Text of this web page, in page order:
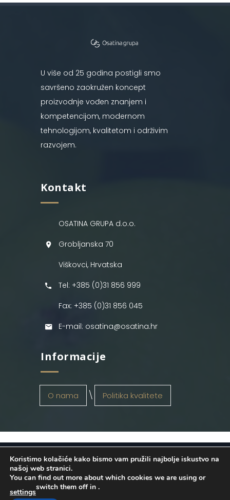
U više od 25 godina postigli smo
savršeno zaokružen koncept
proizvodnje vođen znanjem i
kompetencijom, modernom
tehnologijom, kvalitetom i održivim
razvojem.
Kontakt
OSATINA GRUPA d.o.o.
Grobljanska 70
Viškovci, Hrvatska
Tel: +385 (0)31 856 999
Fax: +385 (0)31 856 045
E-mail: osatina@osatina.hr
Informacije
O nama Politika kvalitete
OSATINA GRUPA d.o.o. 2026
. Configured
byINFOS Osijek. Sva prava pridržana.
Koristimo kolačiće kako bismo vam pružili najbolje iskustvo na
našoj web stranici.
You can find out more about which cookies we are using or
switch them off in
settings
.